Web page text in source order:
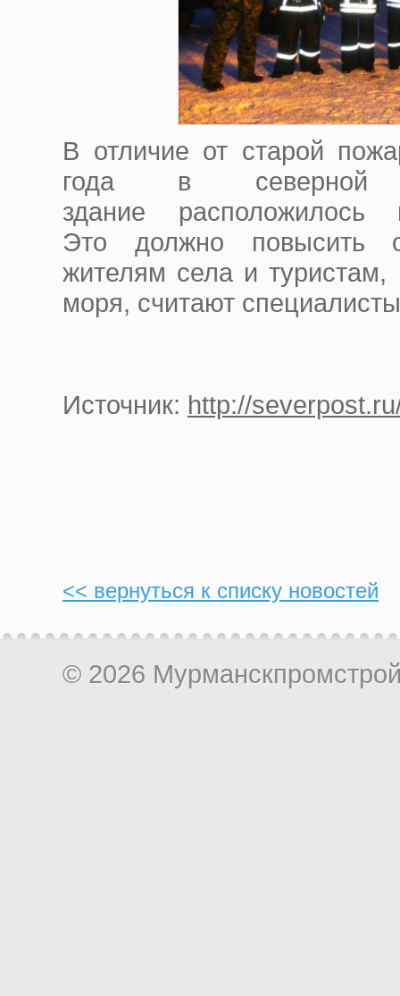
В отличие от старой
года в северной
здание расположилось
Это должно повысить
жителям села и
моря, считают
Источник: http://
<< вернуться к списку новостей
© 2026